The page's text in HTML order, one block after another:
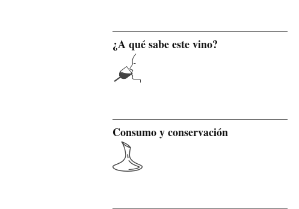
¿A qué sabe este vino?
Consumo y conservación